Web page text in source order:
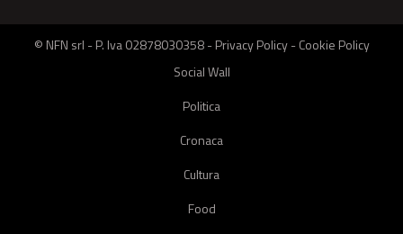
© NFN srl - P. Iva 02878030358 -Privacy Policy-Cookie Policy
Social Wall
Politica
Cronaca
Cultura
Food